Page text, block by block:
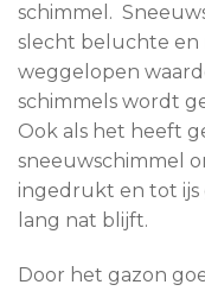
schimmel.
slecht beluchte en
weggelopen
schimmels wordt
Ook als het heeft
sneeuwschimmel
ingedrukt en tot ijs
lang nat blijft.
Door het gazon